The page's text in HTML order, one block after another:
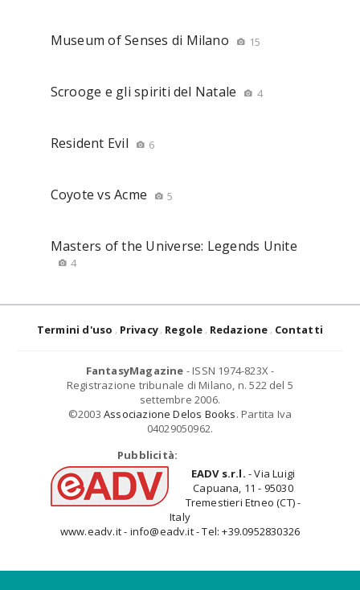
Museum of Senses di Milano 15
Scrooge e gli spiriti del Natale 4
Resident Evil 6
Coyote vs Acme 5
Masters of the Universe: Legends Unite
4
Termini d'uso Privacy Regole Redazione Contatti
FantasyMagazine - ISSN 1974-823X -
Registrazione tribunale di Milano, n. 522 del 5
settembre 2006.
©2003 Associazione Delos Books. Partita Iva
04029050962.
Pubblicità:
EADV s.r.l. - Via Luigi
Capuana, 11 - 95030
Tremestieri Etneo (CT) -
Italy
www.eadv.it - info@eadv.it - Tel: +39.0952830326